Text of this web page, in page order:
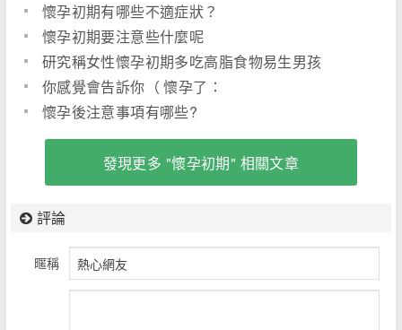
懷孕初期有哪些不適症狀？
懷孕初期要注意些什麼呢
研究稱女性懷孕初期多吃高脂食物易生男孩
你感覺會告訴你（ 懷孕了：
懷孕後注意事項有哪些?
發現更多 "懷孕初期" 相關文章
評論
暱稱